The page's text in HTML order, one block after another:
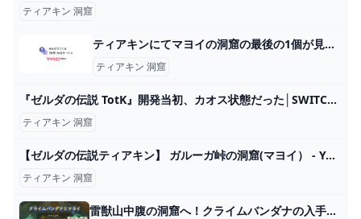
ティアキン 洞窟
ティアキンにてマヨイの洞窟の最後の1個が見つけられません。サト... - Yahoo!知恵袋
ティアキン 洞窟
『ゼルダの伝説 TotK』開発当初、カオス状態だった│SWITCH速報
ティアキン 洞窟
【ゼルダの伝説ティアキン】 ガルーガ峠の洞窟(マヨイ） - YouTube
ティアキン 洞窟
雷獣山中腹の洞窟へ！クライムバンダナの入手場所とマヨイ【ティアキン】 とあるゲームブログの軌跡